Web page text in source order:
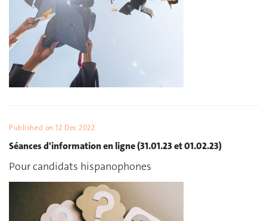
Published on12 Dec 2022
Séances d'information en ligne (31.01.23 et 01.02.23)
Pour candidats hispanophones